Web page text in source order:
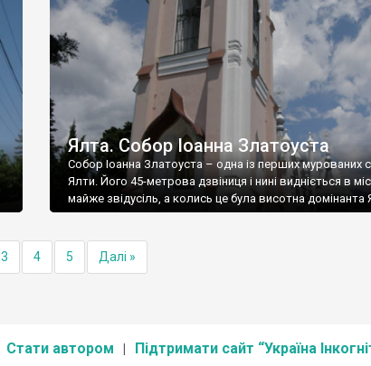
Ялта. Собор Іоанна Златоуста
Собор Іоанна Златоуста – одна із перших мурованих
Ялти. Його 45-метрова дзвіниця і нині видніється в
майже звідусіль, а колись це була висотна домінанта
3 4 5 Далі »
Стати автором Підтримати сайт “Україна